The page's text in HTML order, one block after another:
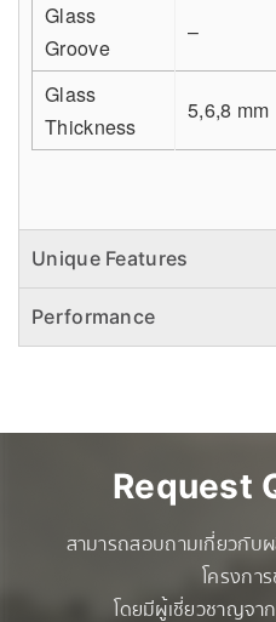
Glass
Groove
–
Glass
Thickness
5,6,8 mm
Unique Features
Performance
Request
สามารถสอบถามเกี่ยวกับ
โครงกา
โดยมีผู้เชี่ยวชาญจา